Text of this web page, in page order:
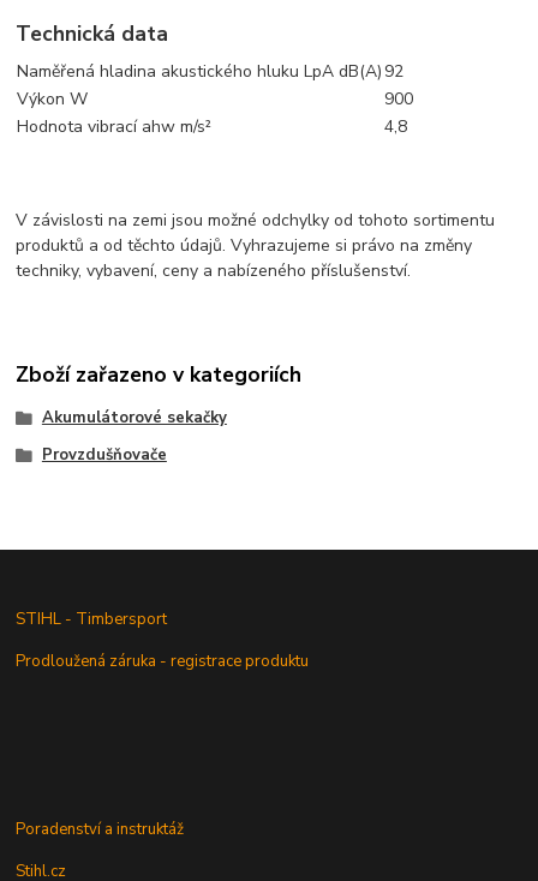
Technická data
Naměřená hladina akustického hluku LpA dB(A) 92
Výkon W
900
Hodnota vibrací ahw m/s²
4,8
V závislosti na zemi jsou možné odchylky od tohoto sortimentu
produktů a od těchto údajů. Vyhrazujeme si právo na změny
techniky, vybavení, ceny a nabízeného příslušenství.
Zboží zařazeno v kategoriích
Akumulátorové sekačky
Provzdušňovače
STIHL - Timbersport
Prodloužená záruka - registrace produktu
Poradenství a instruktáž
Stihl.cz